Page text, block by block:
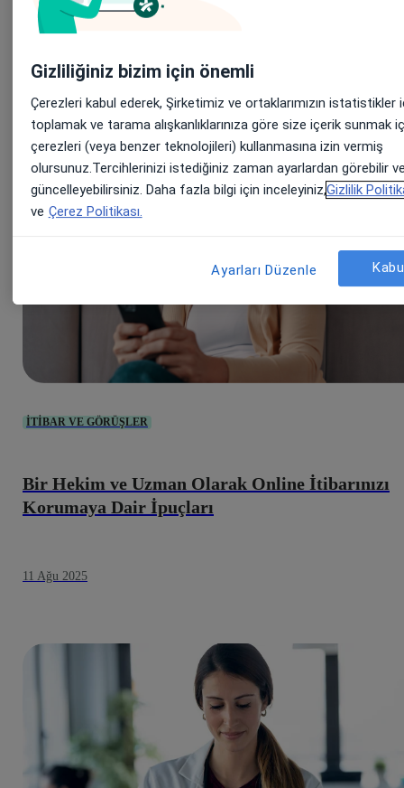
Son eklenen makaleler
İTIBAR VE GÖRÜŞLER
Bir Hekim ve Uzman Olarak Online İtibarınızı
Korumaya Dair İpuçları
11 Ağu 2025
Gizliliğiniz bizim için önemli
Çerezleri kabul ederek, Şirketimiz ve ortaklarımızın istatistikler
toplamak ve tarama alışkanlıklarınıza göre size içerik sunmak
çerezleri (veya benzer teknolojileri) kullanmasına izin vermiş
olursunuz.Tercihlerinizi istediğiniz zaman ayarlardan görebilir
güncelleyebilirsiniz. Daha fazla bilgi için inceleyiniz,Gizlilik
ve Çerez Politikası.
Ayarları Düzenle